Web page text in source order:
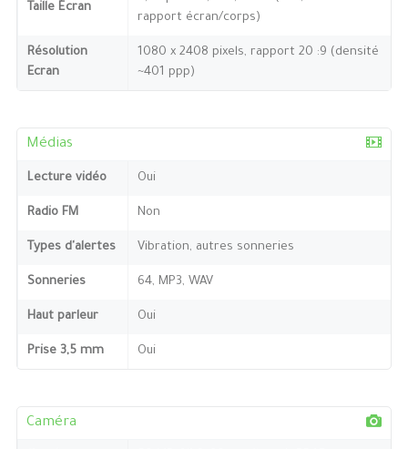
Taille Écran
rapport écran/corps)
Résolution
Ecran
1080 x 2408 pixels, rapport 20 :9 (densité
~401 ppp)
Médias
Lecture vidéo Oui
Radio FM Non
Types d'alertes Vibration, autres sonneries
Sonneries 64, MP3, WAV
Haut parleur Oui
Prise 3,5 mm Oui
Caméra